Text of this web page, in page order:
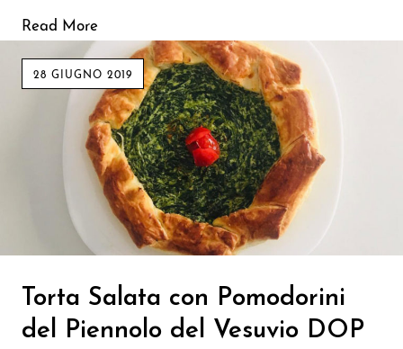
Read More
28 GIUGNO 2019
Torta Salata con Pomodorini
del Piennolo del Vesuvio DOP